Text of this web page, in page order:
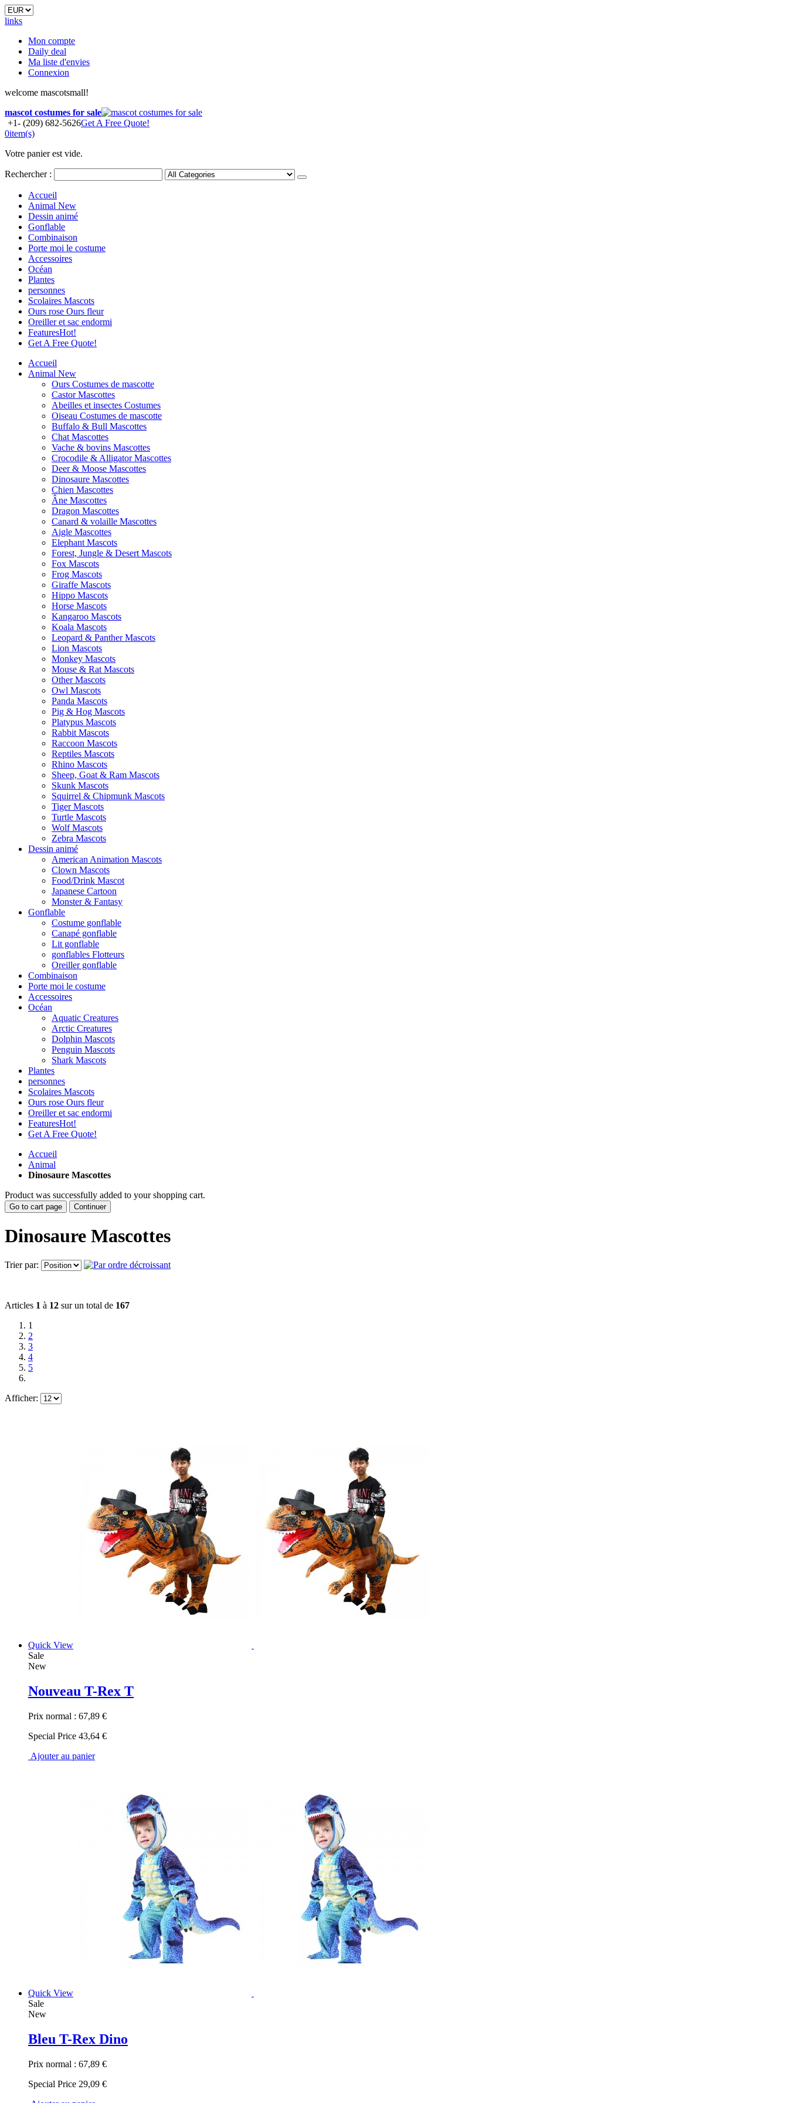
links
Mon compte
Daily deal
Ma liste d'envies
Connexion
welcome mascotsmall!
mascot costumes for sale
+1- (209) 682-5626Get A Free Quote!
0item(s)
Votre panier est vide.
Rechercher :
Accueil
Animal New
Dessin animé
Gonflable
Combinaison
Porte moi le costume
Accessoires
Océan
Plantes
personnes
Scolaires Mascots
Ours rose Ours fleur
Oreiller et sac endormi
FeaturesHot!
Get A Free Quote!
Accueil
Animal New
Ours Costumes de mascotte
Castor Mascottes
Abeilles et insectes Costumes
Oiseau Costumes de mascotte
Buffalo & Bull Mascottes
Chat Mascottes
Vache & bovins Mascottes
Crocodile & Alligator Mascottes
Deer & Moose Mascottes
Dinosaure Mascottes
Chien Mascottes
Âne Mascottes
Dragon Mascottes
Canard & volaille Mascottes
Aigle Mascottes
Elephant Mascots
Forest, Jungle & Desert Mascots
Fox Mascots
Frog Mascots
Giraffe Mascots
Hippo Mascots
Horse Mascots
Kangaroo Mascots
Koala Mascots
Leopard & Panther Mascots
Lion Mascots
Monkey Mascots
Mouse & Rat Mascots
Other Mascots
Owl Mascots
Panda Mascots
Pig & Hog Mascots
Platypus Mascots
Rabbit Mascots
Raccoon Mascots
Reptiles Mascots
Rhino Mascots
Sheep, Goat & Ram Mascots
Skunk Mascots
Squirrel & Chipmunk Mascots
Tiger Mascots
Turtle Mascots
Wolf Mascots
Zebra Mascots
Dessin animé
American Animation Mascots
Clown Mascots
Food/Drink Mascot
Japanese Cartoon
Monster & Fantasy
Gonflable
Costume gonflable
Canapé gonflable
Lit gonflable
gonflables Flotteurs
Oreiller gonflable
Combinaison
Porte moi le costume
Accessoires
Océan
Aquatic Creatures
Arctic Creatures
Dolphin Mascots
Penguin Mascots
Shark Mascots
Plantes
personnes
Scolaires Mascots
Ours rose Ours fleur
Oreiller et sac endormi
FeaturesHot!
Get A Free Quote!
Accueil
Animal
Dinosaure Mascottes
Product was successfully added to your shopping cart.
Go to cart page Continuer
Dinosaure Mascottes
Trier par:
Articles 1 à 12 sur un total de 167
1
2
3
4
5
Afficher:
Quick View
Sale
New
Nouveau T-Rex T
Prix normal : 67,89 €
Special Price 43,64 €
Ajouter au panier
Quick View
Sale
New
Bleu T-Rex Dino
Prix normal : 67,89 €
Special Price 29,09 €